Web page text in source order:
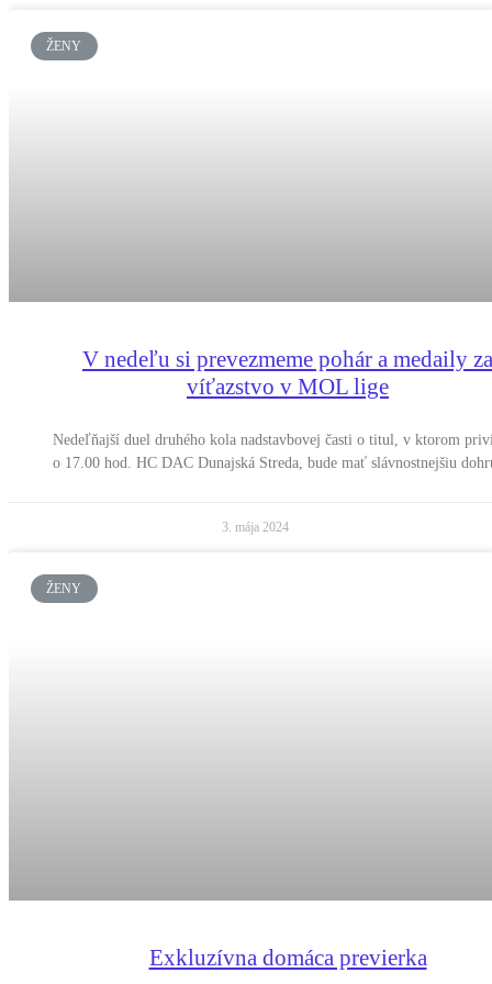
ŽENY
V nedeľu si prevezmeme pohár a medaily za
víťazstvo v MOL lige
Nedeľňajší duel druhého kola nadstavbovej časti o titul, v ktorom
o 17.00 hod. HC DAC Dunajská Streda, bude mať slávnostnejšiu
3. mája 2024
ŽENY
Exkluzívna domáca previerka